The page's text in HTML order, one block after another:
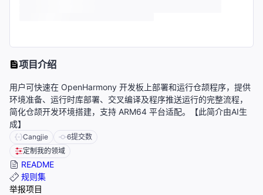
项目介绍
用户可快速在 OpenHarmony 开发板上部署和运行仓颉程序，提供
环境准备、运行时库部署、交叉编译及程序推送运行的完整流程，
简化仓颉开发环境搭建，支持 ARM64 平台适配。【此简介由AI生
成】
Cangjie 6提交数
定制我的领域
README
规则集
举报项目